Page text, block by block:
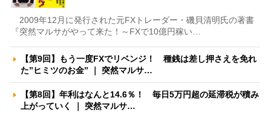
2009年12月に発行された元FXトレーダー・磯貝清明氏の著書
『突然マルサがやって来た！～FXで10億円稼い…
【第9回】もう一度FXでリベンジ！ 種銭は差し押さえを免れ
た”ヒミツのお金” ｜ 突然マルサ…
【第8回】年利はなんと14.6％！ 毎日5万円超の延滞税が積み
上がっていく ｜ 突然マルサ…